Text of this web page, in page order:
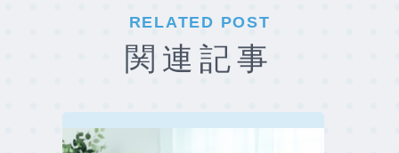
RELATED POST
関連記事